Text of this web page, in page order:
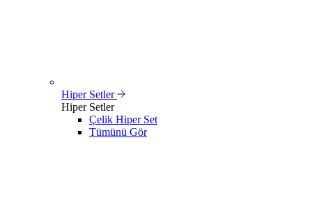
Hiper Setler
Hiper Setler
Çelik Hiper Set
Tümünü Gör